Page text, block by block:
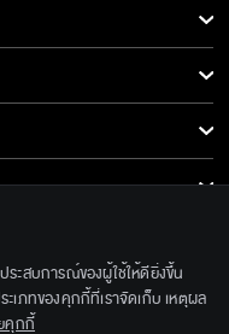
ะสบการณ์ของผู้ใช้ให้ดียิ่งขึ้น
เภทของคุกกี้ที่เราจัดเก็บ เหตุผล
คุกกี้